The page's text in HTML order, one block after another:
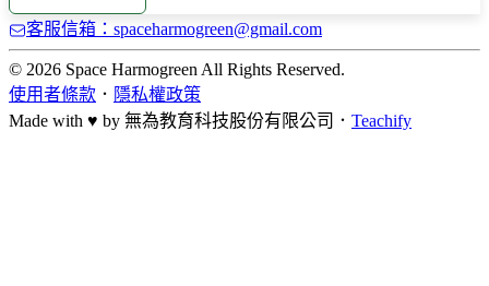
客服信箱：spaceharmogreen@gmail.com
© 2026 Space Harmogreen All Rights Reserved.
使用者條款 ． 隱私權政策
Made with ♥ by 無為教育科技股份有限公司． Teachify